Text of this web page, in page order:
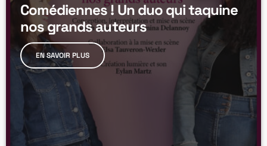
Comédiennes ! Un duo qui taquine
nos grands auteurs
EN SAVOIR PLUS